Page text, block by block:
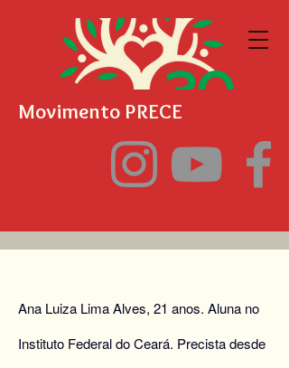
Movimento PRECE
Ana Luiza Lima Alves, 21 anos. Aluna no
Instituto Federal do Ceará. Precista desde